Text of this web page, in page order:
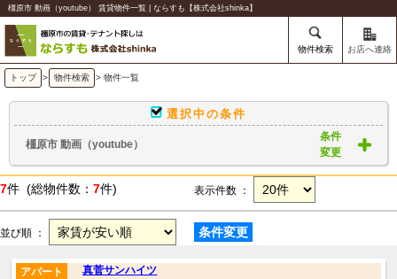
橿原市 動画（youtube） 賃貸物件一覧 | ならすも【株式会社shinka】
物件検索 お店へ連絡
トップ > 物件検索 > 物件一覧
選択中の条件
橿原市 動画（youtube）
条件
変更
7件 (総物件数： 7件) 表示件数 ：
並び順 ： 条件変更
真菅サンハイツ
アパート